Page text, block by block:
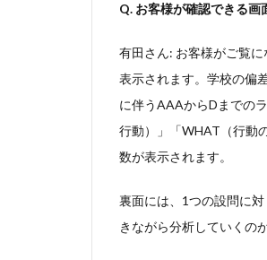
共
行
が揃
う組
織を
し、
的に
伴走
する
Q. お客様が確認できる
有田さん: お客様がご覧
表示されます。学校の偏
に伴うAAAからDまでの
行動）」「WHAT（行動
数が表示されます。
裏面には、1つの設問に
きながら分析していくの